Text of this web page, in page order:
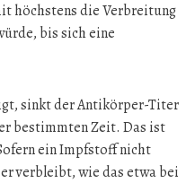
höchstens die Verbreitung
bis sich eine
sinkt der Antikörper-Titer
bestimmten Zeit. Das ist
ein Impfstoff nicht
verbleibt, wie das etwa bei